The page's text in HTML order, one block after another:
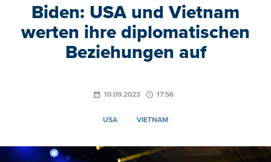
Biden: USA und Vietnam
werten ihre diplomatischen
Beziehungen auf
10.09.2023 17:56
USA VIETNAM